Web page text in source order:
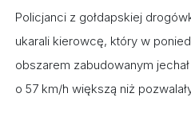
Policjanci z gołdapskiej
ukarali kierowcę, który w
obszarem zabudowanym
o 57 km/h większą niż